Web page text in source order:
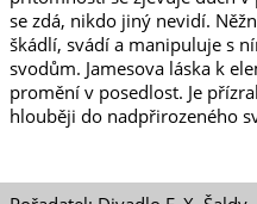
se zdá, nikdo jiný nevidí.
škádlí, svádí a manipuluje s
svodům. Jamesova láska k
promění v posedlost. Je
hlouběji do nadpřirozeného